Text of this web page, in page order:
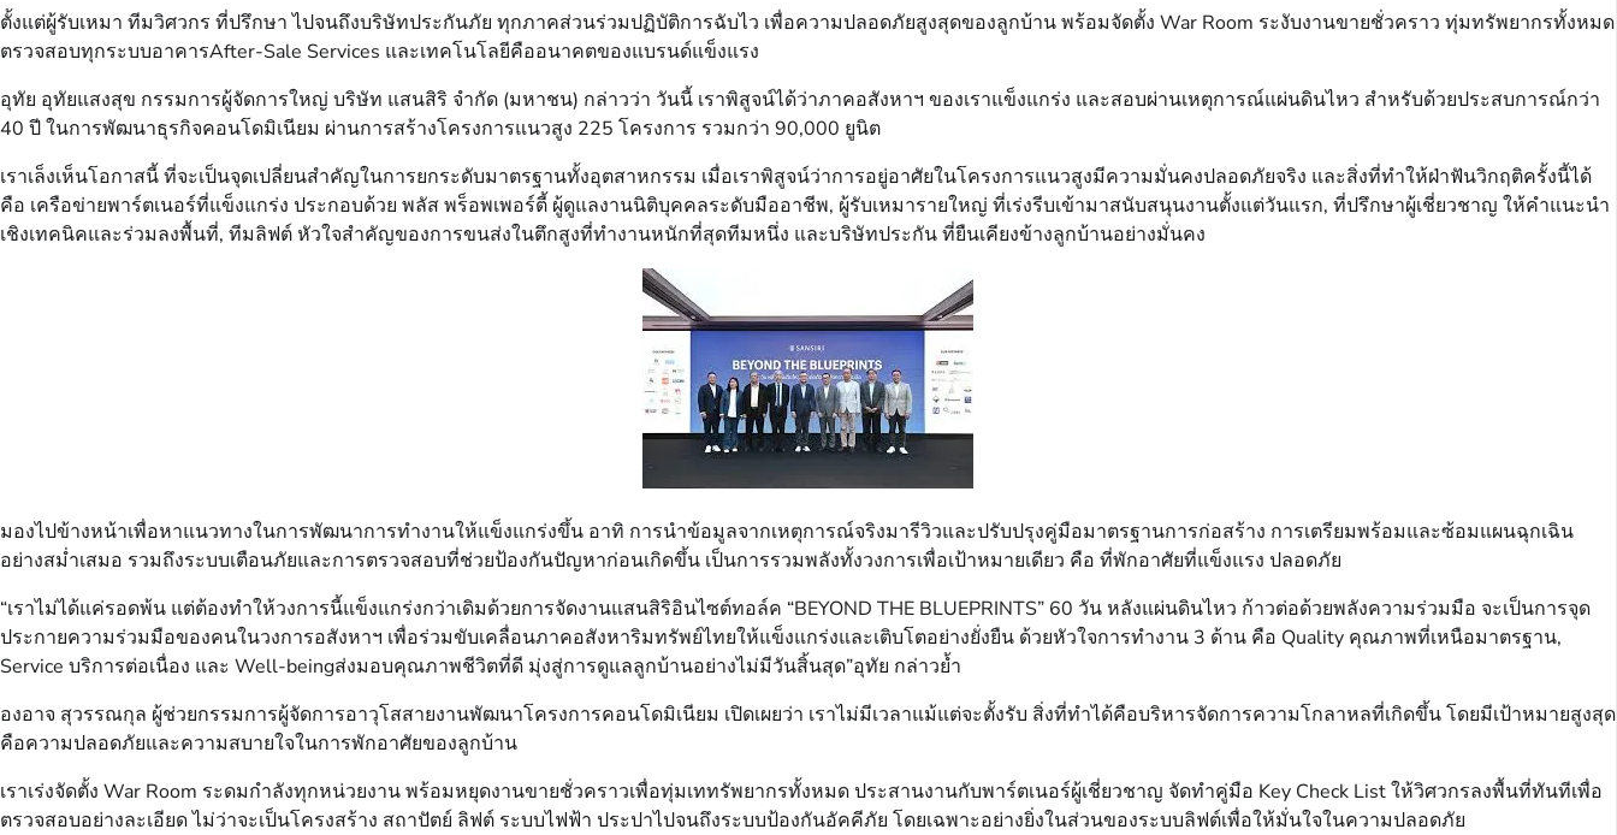
ตั้งแต่ผู้รับเหมา ทีมวิศวกร ที่ปรึกษา ไปจนถึงบริษัทประกันภัย ทุกภาคส่วนร่วมปฏิบัติการฉับไว เพื่อความปลอดภัยสูงสุดของลูกบ้าน พร้อมจัดตั้ง War Room ระงับงานขายชั่วคราว ทุ่มทรัพยากรทั้งหมด
ตรวจสอบทุกระบบอาคารAfter-Sale Services และเทคโนโลยีคืออนาคตของแบรนด์แข็งแรง
อุทัย อุทัยแสงสุข กรรมการผู้จัดการใหญ่ บริษัท แสนสิริ จำกัด (มหาชน) กล่าวว่า วันนี้ เราพิสูจน์ได้ว่าภาคอสังหาฯ ของเราแข็งแกร่ง และสอบผ่านเหตุการณ์แผ่นดินไหว สำหรับด้วยประสบการณ์กว่า
40 ปี ในการพัฒนาธุรกิจคอนโดมิเนียม ผ่านการสร้างโครงการแนวสูง 225 โครงการ รวมกว่า 90,000 ยูนิต
เราเล็งเห็นโอกาสนี้ ที่จะเป็นจุดเปลี่ยนสำคัญในการยกระดับมาตรฐานทั้งอุตสาหกรรม เมื่อเราพิสูจน์ว่าการอยู่อาศัยในโครงการแนวสูงมีความมั่นคงปลอดภัยจริง และสิ่งที่ทำให้ฝ่าฟันวิกฤติครั้งนี้ได้
คือ เครือข่ายพาร์ตเนอร์ที่แข็งแกร่ง ประกอบด้วย พลัส พร็อพเพอร์ตี้ ผู้ดูแลงานนิติบุคคลระดับมืออาชีพ, ผู้รับเหมารายใหญ่ ที่เร่งรีบเข้ามาสนับสนุนงานตั้งแต่วันแรก, ที่ปรึกษาผู้เชี่ยวชาญ ให้คำแนะนำ
เชิงเทคนิคและร่วมลงพื้นที่, ทีมลิฟต์ หัวใจสำคัญของการขนส่งในตึกสูงที่ทำงานหนักที่สุดทีมหนึ่ง และบริษัทประกัน ที่ยืนเคียงข้างลูกบ้านอย่างมั่นคง
มองไปข้างหน้าเพื่อหาแนวทางในการพัฒนาการทำงานให้แข็งแกร่งขึ้น อาทิ การนำข้อมูลจากเหตุการณ์จริงมารีวิวและปรับปรุงคู่มือมาตรฐานการก่อสร้าง การเตรียมพร้อมและซ้อมแผนฉุกเฉิน
อย่างสม่ำเสมอ รวมถึงระบบเตือนภัยและการตรวจสอบที่ช่วยป้องกันปัญหาก่อนเกิดขึ้น เป็นการรวมพลังทั้งวงการเพื่อเป้าหมายเดียว คือ ที่พักอาศัยที่แข็งแรง ปลอดภัย
“เราไม่ได้แค่รอดพ้น แต่ต้องทำให้วงการนี้แข็งแกร่งกว่าเดิมด้วยการจัดงานแสนสิริอินไซต์ทอล์ค “BEYOND THE BLUEPRINTS” 60 วัน หลังแผ่นดินไหว ก้าวต่อด้วยพลังความร่วมมือ จะเป็นการจุด
ประกายความร่วมมือของคนในวงการอสังหาฯ เพื่อร่วมขับเคลื่อนภาคอสังหาริมทรัพย์ไทยให้แข็งแกร่งและเติบโตอย่างยั่งยืน ด้วยหัวใจการทำงาน 3 ด้าน คือ Quality คุณภาพที่เหนือมาตรฐาน,
Service บริการต่อเนื่อง และ Well-beingส่งมอบคุณภาพชีวิตที่ดี มุ่งสู่การดูแลลูกบ้านอย่างไม่มีวันสิ้นสุด”อุทัย กล่าวย้ำ
องอาจ สุวรรณกุล ผู้ช่วยกรรมการผู้จัดการอาวุโสสายงานพัฒนาโครงการคอนโดมิเนียม เปิดเผยว่า เราไม่มีเวลาแม้แต่จะตั้งรับ สิ่งที่ทำได้คือบริหารจัดการความโกลาหลที่เกิดขึ้น โดยมีเป้าหมายสูงสุด
คือความปลอดภัยและความสบายใจในการพักอาศัยของลูกบ้าน
เราเร่งจัดตั้ง War Room ระดมกำลังทุกหน่วยงาน พร้อมหยุดงานขายชั่วคราวเพื่อทุ่มเททรัพยากรทั้งหมด ประสานงานกับพาร์ตเนอร์ผู้เชี่ยวชาญ จัดทำคู่มือ Key Check List ให้วิศวกรลงพื้นที่ทันทีเพื่อ
ตรวจสอบอย่างละเอียด ไม่ว่าจะเป็นโครงสร้าง สถาปัตย์ ลิฟต์ ระบบไฟฟ้า ประปาไปจนถึงระบบป้องกันอัคคีภัย โดยเฉพาะอย่างยิ่งในส่วนของระบบลิฟต์เพื่อให้มั่นใจในความปลอดภัย